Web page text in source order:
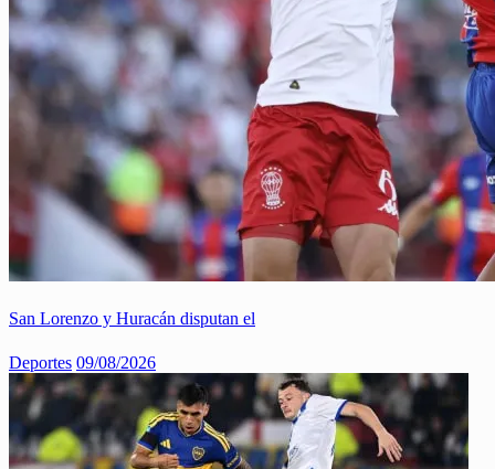
San Lorenzo y Huracán disputan el
Deportes 09/08/2026